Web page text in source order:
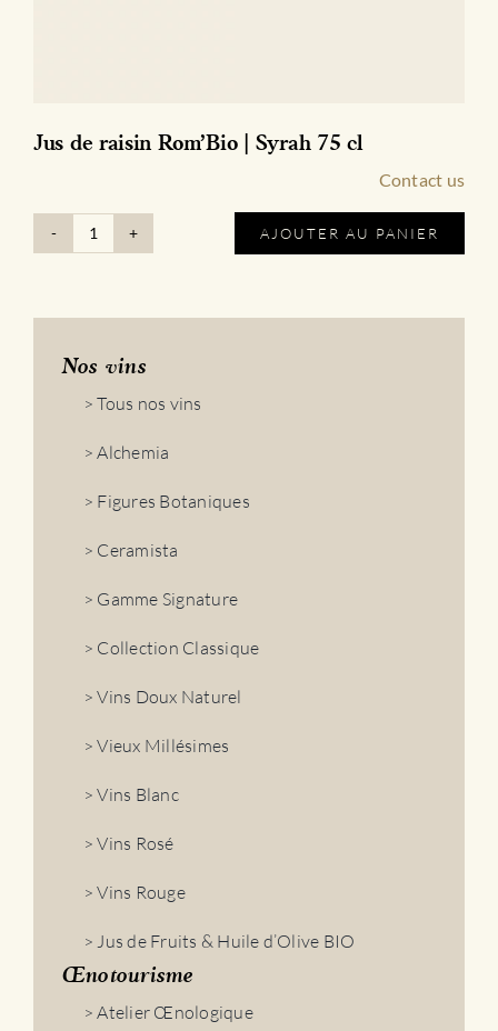
Nos vins
> Tous nos vins
> Alchemia
> Figures Botaniques
> Ceramista
> Gamme Signature
> Collection Classique
> Vins Doux Naturel
> Vieux Millésimes
> Vins Blanc
> Vins Rosé
> Vins Rouge
> Jus de Fruits & Huile d’Olive BIO
Œnotourisme
> Atelier Œnologique
Jus de raisin Rom’Bio | Syrah 75 cl
Contact us
quantité
Rom'Bio
Syrah
cl
AJOUTER AU PANIER